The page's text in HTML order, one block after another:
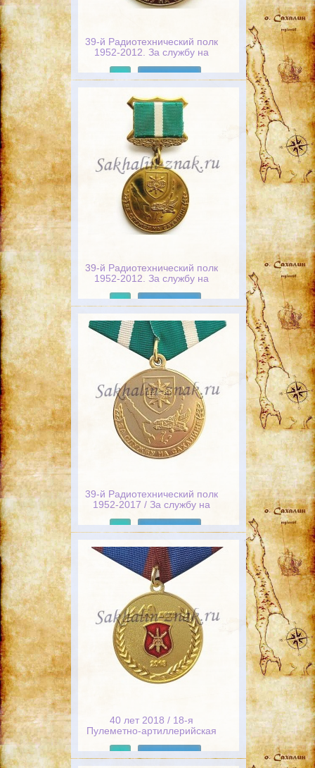
39-й Радиотехнический полк
1952-2012. За службу на
39-й Радиотехнический полк
1952-2012. За службу на
39-й Радиотехнический полк
1952-2017 / За службу на
40 лет 2018 / 18-я
Пулеметно-артиллерийская
Отечеству. Честь-Никому.
1978-2018